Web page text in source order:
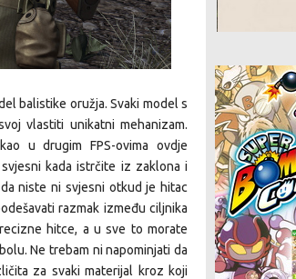
balistike oružja. Svaki model s
vlastiti unikatni mehanizam.
u drugim FPS-ovima ovdje
kada istrčite iz zaklona i
niste ni svjesni otkud je hitac
razmak između ciljnika
hitce, a u sve to morate
Ne trebam ni napominjati da
za svaki materijal kroz koji